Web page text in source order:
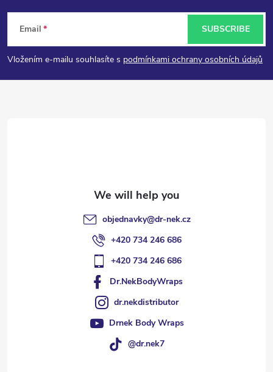
F
o
o
Email
Vložením e-mailu souhlasíte s podmínkami ochrany osobních údajů
SUBSCRIBE
objednavky@dr-nek.cz
+420 734 246 686
+420 734 246 686
Dr.NekBodyWraps
dr.nekdistributor
Drnek Body Wraps
@dr.nek7